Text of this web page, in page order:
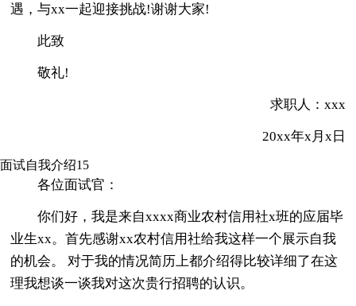
遇，与xx一起迎接挑战!谢谢大家!
此致
敬礼!
求职人：xxx
20xx年x月x日
面试自我介绍15
各位面试官：
你们好，我是来自xxxx商业农村信用社x班的应届毕
业生xx。首先感谢xx农村信用社给我这样一个展示自我
的机会。 对于我的情况简历上都介绍得比较详细了在这
理我想谈一谈我对这次贵行招聘的认识。